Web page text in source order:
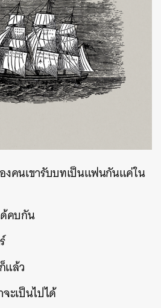
งคนเขารับบทเป็นแฟนกันแค่ใน
ด้คบกัน
แล้ว
ะเป็นไปได้